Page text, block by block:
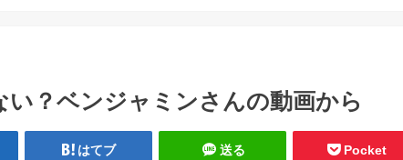
い？ベンジャミンさんの動画から
はてブ 送る Pocket